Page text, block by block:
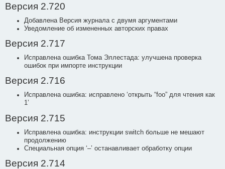
Версия 2.720
Добавлена Версия журнала с двумя аргументами
Уведомление об измененных авторских правах
Версия 2.717
Исправлена ошибка Тома Эллестада: улучшена проверка
ошибок при импорте инструкции
Версия 2.716
Исправлена ошибка: исправлено ‘открыть “foo” для чтения как
1’
Версия 2.715
Исправлена ошибка: инструкции switch больше не мешают
продолжению
Специальная опция ‘–’ останавливает обработку опции
Версия 2.714